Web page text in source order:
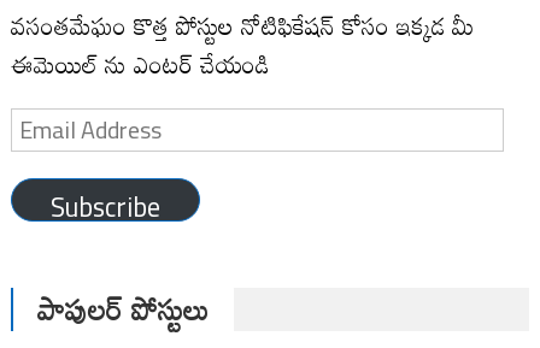
వసంతమేఘం కొత్త పోస్టుల నోటిఫికేషన్ కోసం ఇక్కడ మీ
ఈమెయిల్ ను ఎంటర్ చేయండి
Email
Address
Subscribe
పాపులర్ పోస్టులు